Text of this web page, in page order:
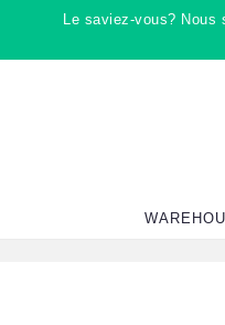
contenu
Le saviez-vous? Nous